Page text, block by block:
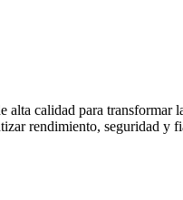
calidad para
rendimiento, seguridad